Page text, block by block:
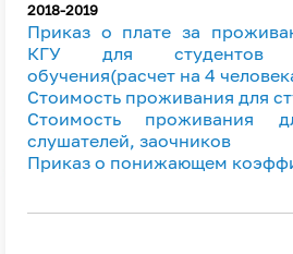
2018-2019
Приказ о плате за
КГУ для студентов
обучения(расчет на 4
Стоимость проживания для
Стоимость проживания
слушателей, заочников
Приказ о понижающем